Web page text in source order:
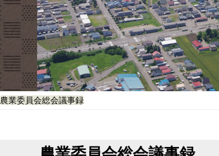
農業委員会総会議事録